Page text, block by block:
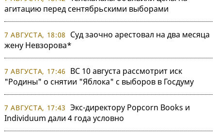
агитацию перед сентябрьскими выборами
7 АВГУСТА, 18:08
Суд заочно арестовал на два месяца
жену Невзорова*
7 АВГУСТА, 17:46
ВС 10 августа рассмотрит иск
"Родины" о снятии "Яблока" с выборов в Госдуму
7 АВГУСТА, 17:43 Экс-директору Popcorn Books и
Individuum дали 4 года условно